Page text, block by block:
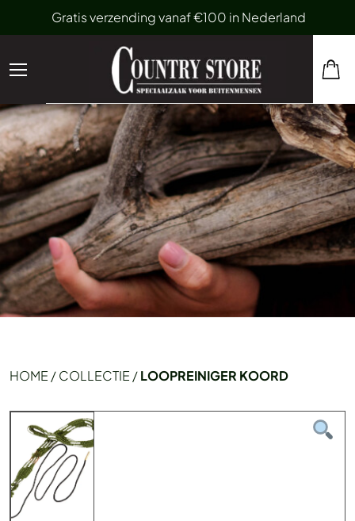
Gratis verzending vanaf €100 in Nederland
HOME /COLLECTIE /LOOPREINIGER KOORD